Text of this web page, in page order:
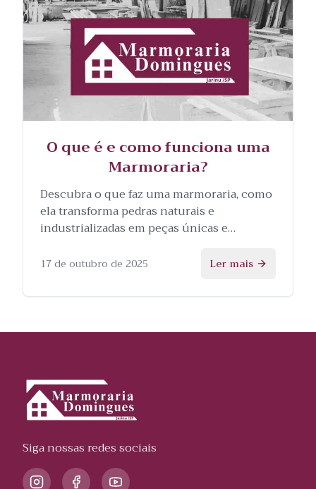
O que é e como funciona uma
Marmoraria?
Descubra o que faz uma marmoraria, como
ela transforma pedras naturais e
industrializadas em peças únicas e
processo.
17 de outubro de 2025 Ler mais
Siga nossas redes sociais